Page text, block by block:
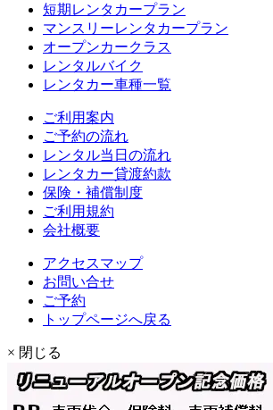
短期レンタカープラン
マンスリーレンタカープラン
オープンカークラス
レンタルバイク
レンタカー車種一覧
ご利用案内
ご予約の流れ
レンタル当日の流れ
レンタカー貸渡約款
保険・補償制度
ご利用規約
会社概要
アクセスマップ
お問い合せ
ご予約
トップページへ戻る
× 閉じる